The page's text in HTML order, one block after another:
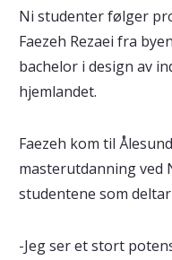
Ni studenter følger
Faezeh Rezaei fra
bachelor i design av
hjemlandet.
Faezeh kom til
masterutdanning ved
studentene som
-Jeg ser et stort